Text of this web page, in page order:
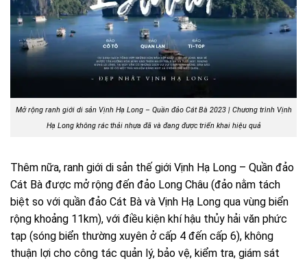
Mở rộng ranh giới di sản Vịnh Hạ Long – Quần đảo Cát Bà 2023 | Chương trình Vịnh
Hạ Long không rác thải nhựa đã và đang được triển khai hiệu quả
Thêm nữa, ranh giới di sản thế giới Vịnh Hạ Long – Quần đảo
Cát Bà được mở rộng đến đảo Long Châu (đảo nằm tách
biệt so với quần đảo Cát Bà và Vịnh Hạ Long qua vùng biển
rộng khoảng 11km), với điều kiện khí hậu thủy hải văn phức
tạp (sóng biển thường xuyên ở cấp 4 đến cấp 6), không
thuận lợi cho công tác quản lý, bảo vệ, kiểm tra, giám sát